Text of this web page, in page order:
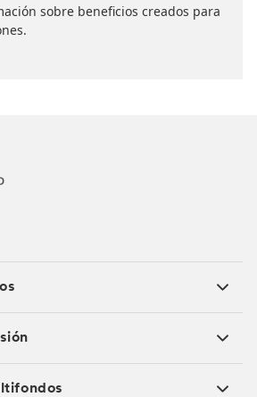
sobre beneficios creados para